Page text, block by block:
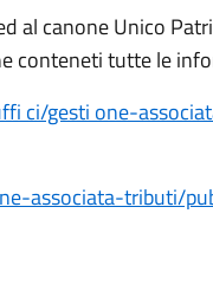
al canone Unico
conteneti tutte le
ci/gesti one-
associata-tributi/